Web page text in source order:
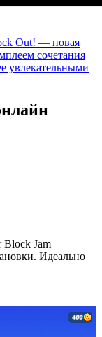
Out! — новая
сочетания
увлекательными
Block Jam
Идеально